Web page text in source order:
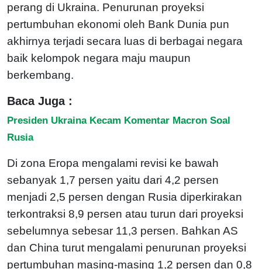
perang di Ukraina. Penurunan proyeksi
pertumbuhan ekonomi oleh Bank Dunia pun
akhirnya terjadi secara luas di berbagai negara
baik kelompok negara maju maupun
berkembang.
Baca Juga :
Presiden Ukraina Kecam Komentar Macron Soal
Rusia
Di zona Eropa mengalami revisi ke bawah
sebanyak 1,7 persen yaitu dari 4,2 persen
menjadi 2,5 persen dengan Rusia diperkirakan
terkontraksi 8,9 persen atau turun dari proyeksi
sebelumnya sebesar 11,3 persen. Bahkan AS
dan China turut mengalami penurunan proyeksi
pertumbuhan masing-masing 1,2 persen dan 0,8